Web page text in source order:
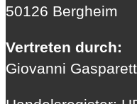
50126 Bergheim
Vertreten durch:
Giovanni